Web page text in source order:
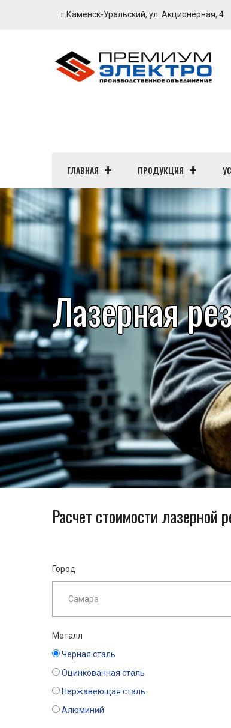
г.Каменск-Уральский, ул. Акционерная, 4
ГЛАВНАЯ ПРОДУКЦИЯ
Лазерная
Расчет стоимости лазерной
Город
Металл
Черная сталь
Оцинкованная сталь
Нержавеющая сталь
Алюминий